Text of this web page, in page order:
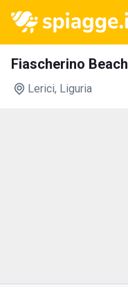
Fiascherino Beach
Lerici, Liguria